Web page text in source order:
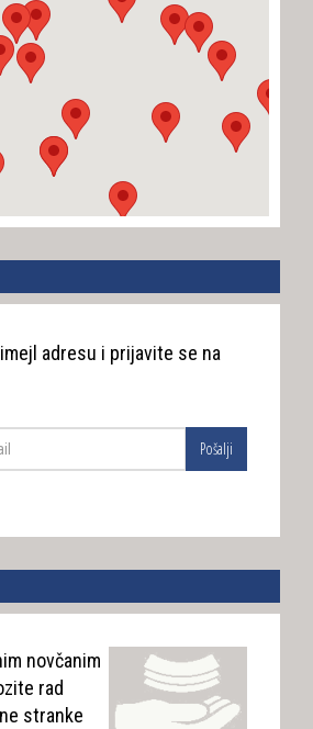
adresu i prijavite se na
Pošalji
novčanim
rad
stranke